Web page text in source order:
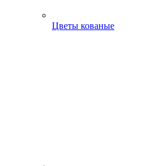
Цветы кованые